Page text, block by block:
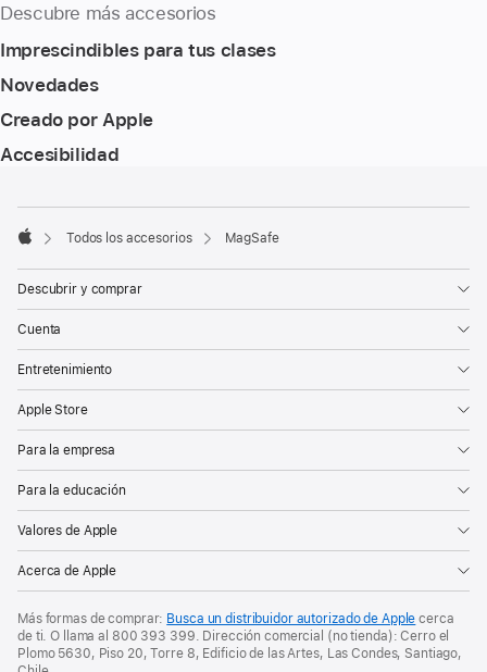
Descubre más accesorios
Imprescindibles para tus clases
Novedades
Creado por Apple
Accesibilidad
a
pie
de
página
a
pie
página
Todos los accesorios MagSafe
Descubrir y comprar
Cuenta
Entretenimiento
Apple Store
Para la empresa
Para la educación
Valores de Apple
Acerca de Apple
Más formas de comprar: Busca un distribuidor autorizado de Apple cerca
de ti. O
llama al 800 393 399. Dirección comercial (no tienda): Cerro el
Plomo 5630, Piso 20, Torre 8, Edificio de las Artes, Las Condes, Santiago,